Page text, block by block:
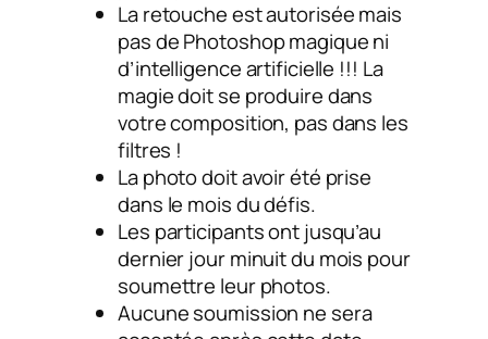
La retouche est autorisée mais
pas de Photoshop magique ni
d’intelligence artificielle !!! La
magie doit se produire dans
votre composition, pas dans les
filtres !
La photo doit avoir été prise
dans le mois du défis.
Les participants ont jusqu’au
dernier jour minuit du mois pour
soumettre leur photos.
Aucune soumission ne sera